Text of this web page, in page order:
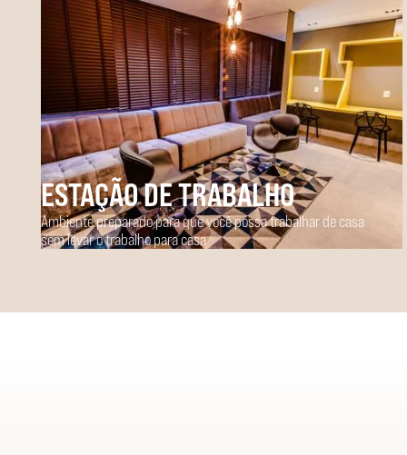
ESTAÇÃO DE TRABALHO
Ambiente preparado para que você possa trabalhar de casa
sem levar o trabalho para casa